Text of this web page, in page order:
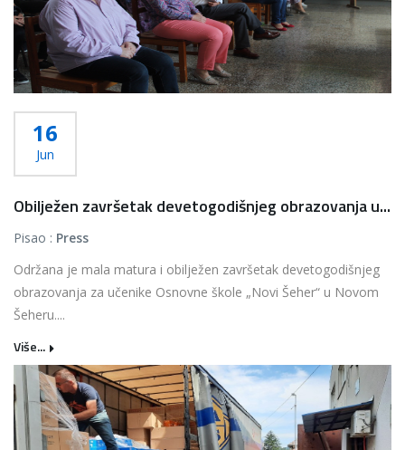
16
Jun
Obilježen završetak devetogodišnjeg obrazovanja u...
Pisao : Press
Održana je mala matura i obilježen završetak devetogodišnjeg
obrazovanja za učenike Osnovne škole „Novi Šeher“ u Novom
Šeheru....
Više...